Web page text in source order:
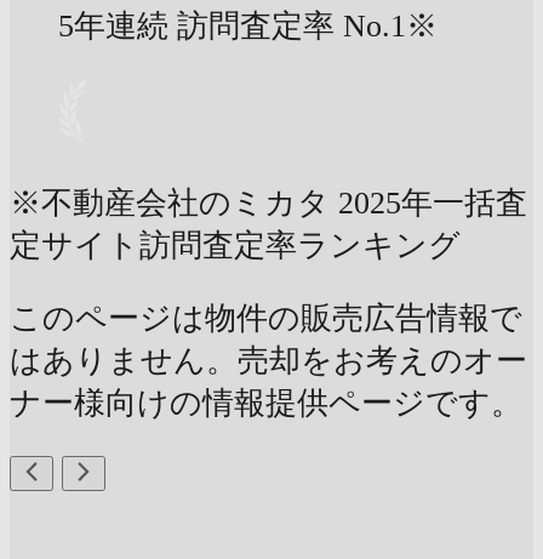
5年連続 訪問査定率 No.1※
※不動産会社のミカタ 2025年一括査
定サイト訪問査定率ランキング
このページは物件の販売広告情報で
はありません。売却をお考えのオー
ナー様向けの情報提供ページです。